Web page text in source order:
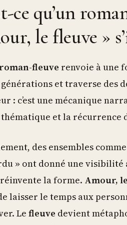
ce qu’un
le fleuve »
roman-fleuve renvoie à une
et traverse des
: c’est une mécanique
et la récurrence
des ensembles
» ont donné une visibilité
la forme. Amour,
laisser le temps aux
Lefleuve devient